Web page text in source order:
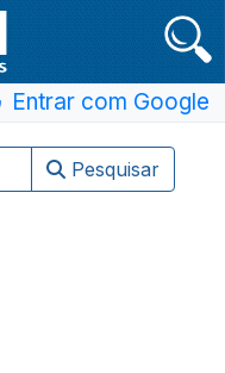
Entrar com Google
Pesquisar